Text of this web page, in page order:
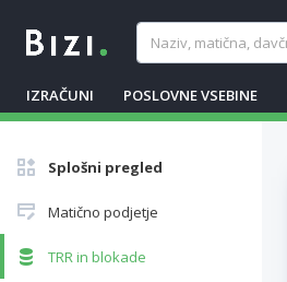
IZRAČUNI POSLOVNE VSEBINE
Splošni pregled
Matično podjetje
TRR in blokade